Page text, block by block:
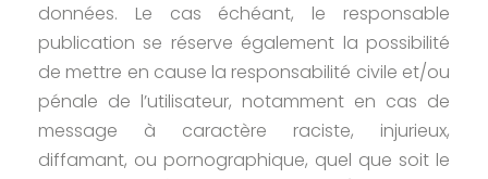
données. Le cas échéant, le responsable
publication se réserve également la possibilité
de mettre en cause la responsabilité civile et/ou
pénale de l’utilisateur, notamment en cas de
message à caractère raciste, injurieux,
diffamant, ou pornographique, quel que soit le